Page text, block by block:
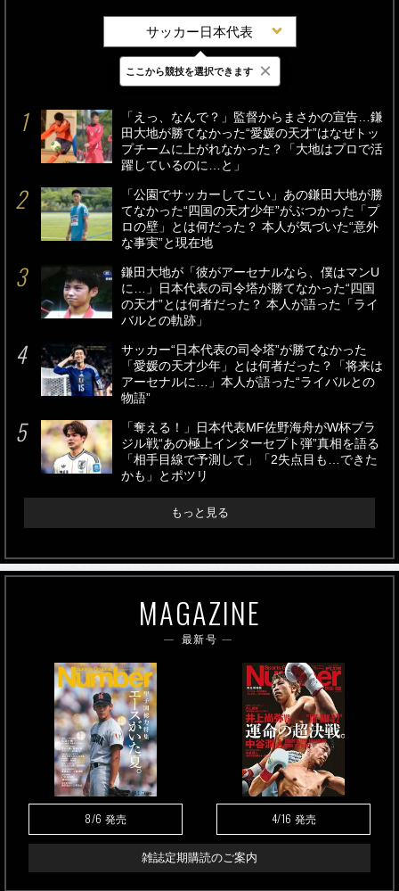
サッカー日本代表
最新 24時間 週間
「えっ、なんで？」監督からまさかの宣告…鎌
田大地が勝てなかった“愛媛の天才”はなぜトッ
プチームに上がれなかった？「大地はプロで活
躍しているのに…と」
「公園でサッカーしてこい」あの鎌田大地が勝
てなかった“四国の天才少年”がぶつかった「プ
ロの壁」とは何だった？ 本人が気づいた“意外
な事実”と現在地
鎌田大地が「彼がアーセナルなら、僕はマンU
に…」日本代表の司令塔が勝てなかった“四国
の天才”とは何者だった？ 本人が語った「ライ
バルとの軌跡」
サッカー“日本代表の司令塔”が勝てなかった
「愛媛の天才少年」とは何者だった？「将来は
アーセナルに…」本人が語った“ライバルとの
物語”
「奪える！」日本代表MF佐野海舟がW杯ブラ
ジル戦“あの極上インターセプト弾”真相を語る
「相手目線で予測して」「2失点目も…できた
かも」とポツリ
もっと見る
MAGAZINE
最新号
8/6 発売 4/16 発売
雑誌定期購読のご案内
ここから競技を選択できます ×